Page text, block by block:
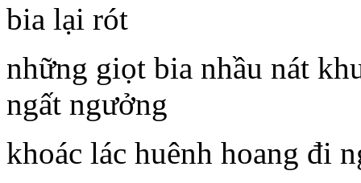
bia lại rót
những giọt bia nhầu nát
ngất ngưởng
khoác lác huênh hoang đi